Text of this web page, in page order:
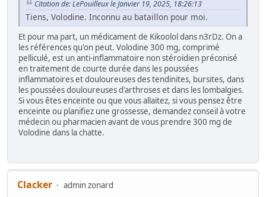
Citation de: LePouilleux le Janvier 19, 2025, 18:26:13
Tiens, Volodine. Inconnu au bataillon pour moi.
Et pour ma part, un médicament de Kikoolol dans n3rDz. On a
les références qu'on peut. Volodine 300 mg, comprimé
pelliculé, est un anti-inflammatoire non stéroïdien préconisé
en traitement de courte durée dans les poussées
inflammatoires et douloureuses des tendinites, bursites, dans
les poussées douloureuses d'arthroses et dans les lombalgies.
Si vous êtes enceinte ou que vous allaitez, si vous pensez être
enceinte ou planifiez une grossesse, demandez conseil à votre
médecin ou pharmacien avant de vous prendre 300 mg de
Volodine dans la chatte.
Clacker
admin zonard